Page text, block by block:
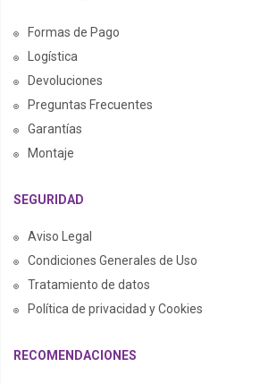
Formas de Pago
Logística
Devoluciones
Preguntas Frecuentes
Garantías
Montaje
SEGURIDAD
Aviso Legal
Condiciones Generales de Uso
Tratamiento de datos
Política de privacidad y Cookies
RECOMENDACIONES